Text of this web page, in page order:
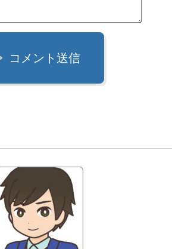
コメント送信